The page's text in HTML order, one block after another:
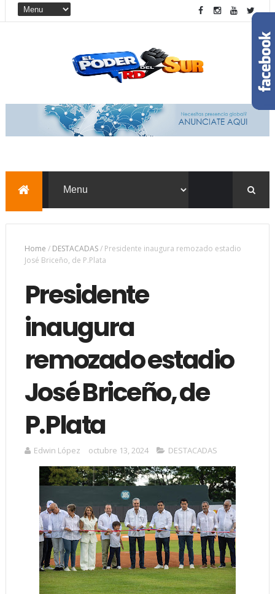
Home / DESTACADAS/ Presidente inaugura remozado estadio
José Briceño, de P.Plata
Presidente
inaugura
remozado estadio
José Briceño, de
P.Plata
Edwin López octubre 13, 2024 DESTACADAS